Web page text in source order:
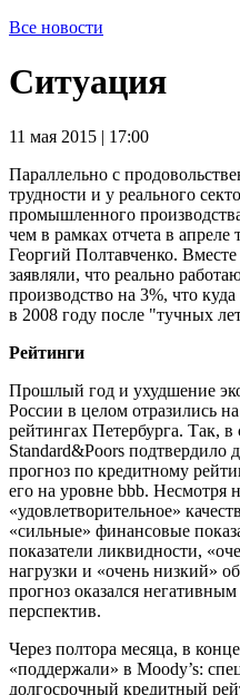
Все новости
Ситуация
11 мая 2015 | 17:00
Параллельно с
трудности и у реального
промышленного
чем в рамках отчета в апреле
Георгий Полтавченко.
заявляли, что реально
производство на 3%, что
в 2008 году после "тучных
Рейтинги
Прошлый год и ухудшение
России в целом отразились
рейтингах Петербурга. Так, в
Standard&Poors подтвердило
прогноз по кредитному
его на уровне bbb. Несмотря
«удовлетворительное»
«сильные» финансовые
показатели ликвидности,
нагрузки и «очень низкий»
прогноз оказался
перспектив.
Через полтора месяца, в
«поддержали» в Moody’s:
долгосрочный кредитный